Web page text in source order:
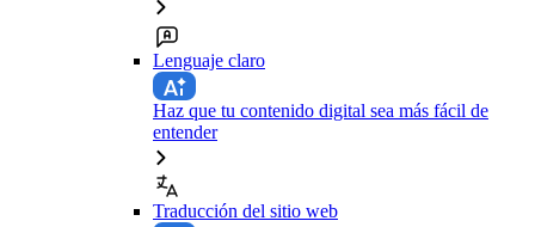
Lenguaje claro
Haz que tu contenido digital sea más fácil de
entender
Traducción del sitio web